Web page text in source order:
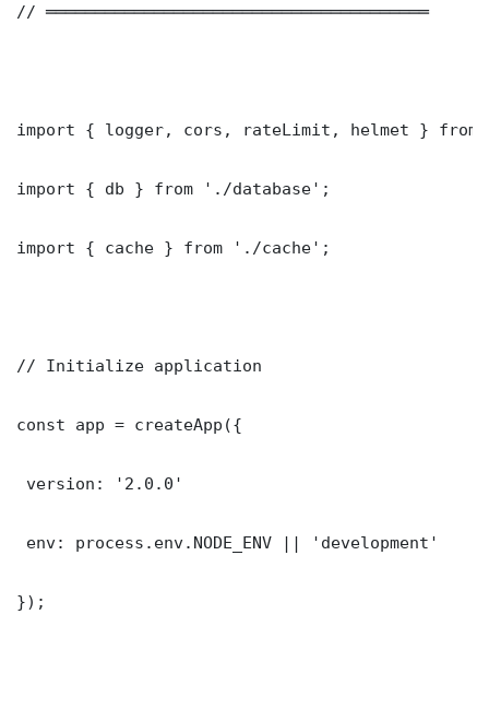
// ═══════════════════════════════════════
import { logger, cors, rateLimit, helmet } from
import { db } from './database';
import { cache } from './cache';
// Initialize application
const app = createApp({
version: '2.0.0'
env: process.env.NODE_ENV || 'development'
});